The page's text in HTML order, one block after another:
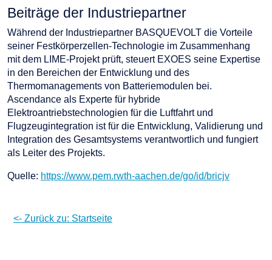
Beiträge der Industriepartner
Während der Industriepartner BASQUEVOLT die Vorteile
seiner Festkörperzellen-Technologie im Zusammenhang
mit dem LIME-Projekt prüft, steuert EXOES seine Expertise
in den Bereichen der Entwicklung und des
Thermomanagements von Batteriemodulen bei.
Ascendance als Experte für hybride
Elektroantriebstechnologien für die Luftfahrt und
Flugzeugintegration ist für die Entwicklung, Validierung und
Integration des Gesamtsystems verantwortlich und fungiert
als Leiter des Projekts.
Quelle: https://www.pem.rwth-aachen.de/go/id/bricjv
<- Zurück zu: Startseite